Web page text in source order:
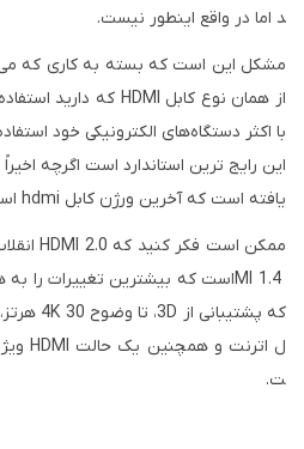
د اما در واقع اینطور نیست.
مشکل این است که بسته به کاری که
از همان نوع کابل HDMIکه دارید
با اکثر دستگاه‌های الکترونیکی خود
این رایج ترین استاندارد است اگرچه
یافته است که آخرین ورژن کابل hdmi
ممکن است فکر کنید که HDMI 2.0
MI 1.4است که بیشترین تغییرات را
که پشتیبانی از 3D، تا وضوح 4K 30
ل اترنت و همچنین یک حالت HDMI
ت.